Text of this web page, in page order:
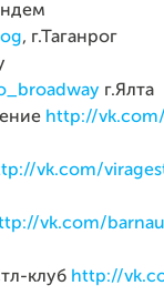
, г.Таганрог
г.Ялта
http://
vk.com/
vk.com/
клуб http://